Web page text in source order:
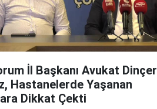
İl Başkanı Avukat Dinçer
Hastanelerde Yaşanan
Dikkat Çekti